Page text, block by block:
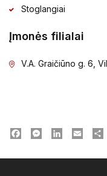
Stoglangiai
Įmonės filialai
V.A. Graičiūno g. 6,
FacebookMessengerLinkedInEmail